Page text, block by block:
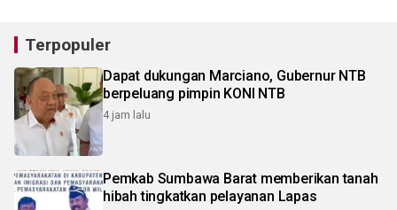
Terpopuler
Dapat dukungan Marciano, Gubernur NTB
berpeluang pimpin KONI NTB
4 jam lalu
Pemkab Sumbawa Barat memberikan tanah
hibah tingkatkan pelayanan Lapas